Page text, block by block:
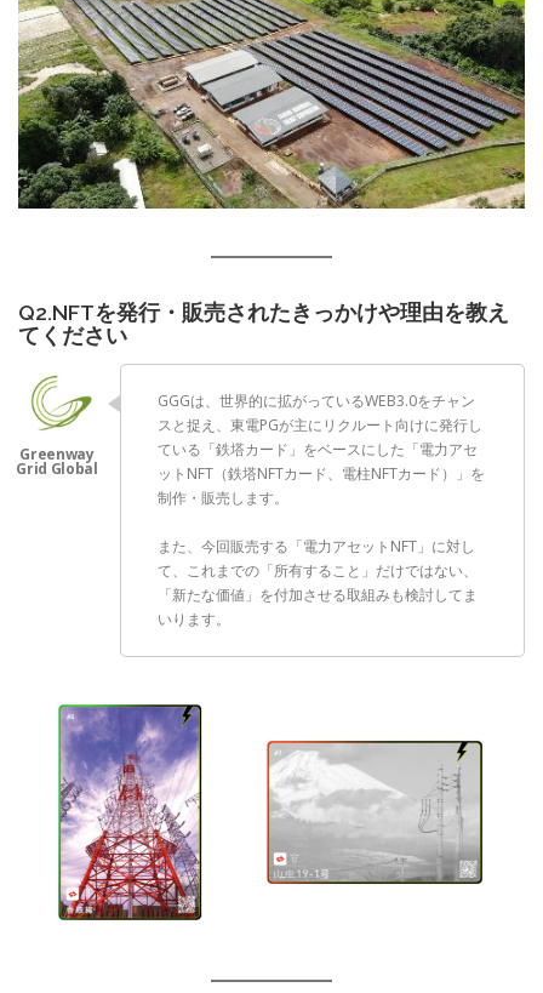
Q2.NFTを発行・販売されたきっかけや理由を教え
てください
GGGは、世界的に拡がっているWEB3.0をチャン
スと捉え、東電PGが主にリクルート向けに発行し
ている「鉄塔カード」をベースにした「電力アセ
ットNFT（鉄塔NFTカード、電柱NFTカード）」を
制作・販売します。
また、今回販売する「電力アセットNFT」に対し
て、これまでの「所有すること」だけではない、
「新たな価値」を付加させる取組みも検討してま
いります。